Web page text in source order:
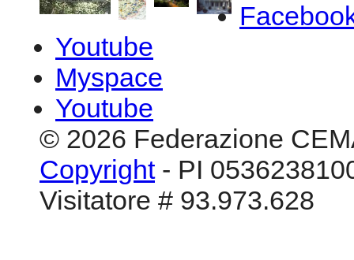
Youtube
Myspace
Youtube
© 2026 Federazione
Copyright- PI
Visitatore # 93.973.628